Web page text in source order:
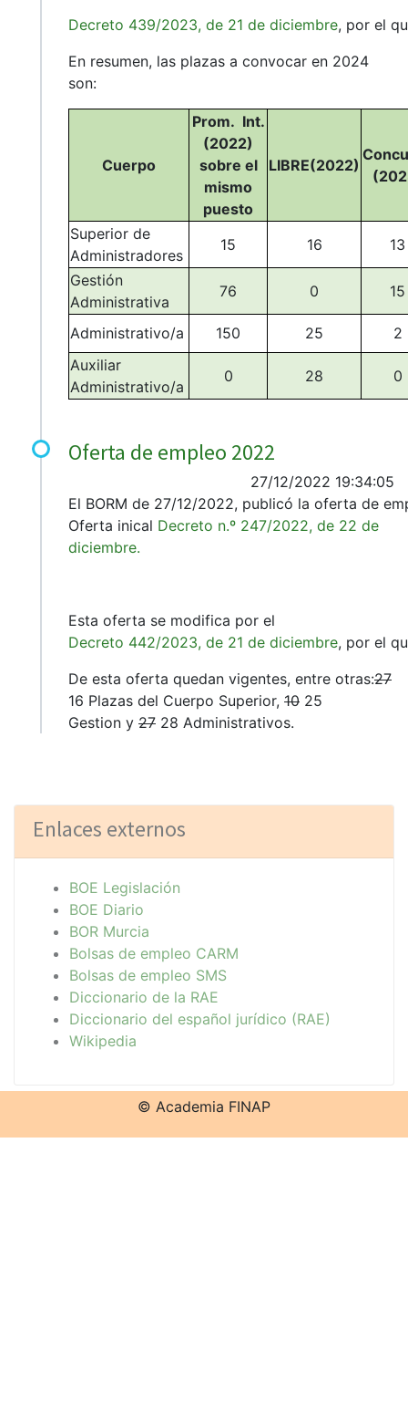
Decreto 439/2023, de 21 de diciembre, por el
En resumen, las plazas a convocar en 2024
son:
Cuerpo
Prom. Int.
(2022)
sobre el
mismo
puesto
LIBRE(2022)
Superior de
Administradores
15 16
13
Gestión
Administrativa
76 0 15
Administrativo/a 150 25
2
Auxiliar
Administrativo/a
0 28 0
Oferta de empleo 2022
27/12/2022 19:34:05
El BORM de 27/12/2022, publicó la oferta de
Oferta inical Decreto n.º 247/2022, de 22 de
diciembre.
Esta oferta se modifica por el
Decreto 442/2023, de 21 de diciembre, por el
De esta oferta quedan vigentes, entre otras:27
16 Plazas del Cuerpo Superior, 10 25
Gestion y 27 28 Administrativos.
Enlaces externos
BOE Legislación
BOE Diario
BOR Murcia
Bolsas de empleo CARM
Bolsas de empleo SMS
Diccionario de la RAE
Diccionario del español jurídico (RAE)
Wikipedia
© Academia FINAP